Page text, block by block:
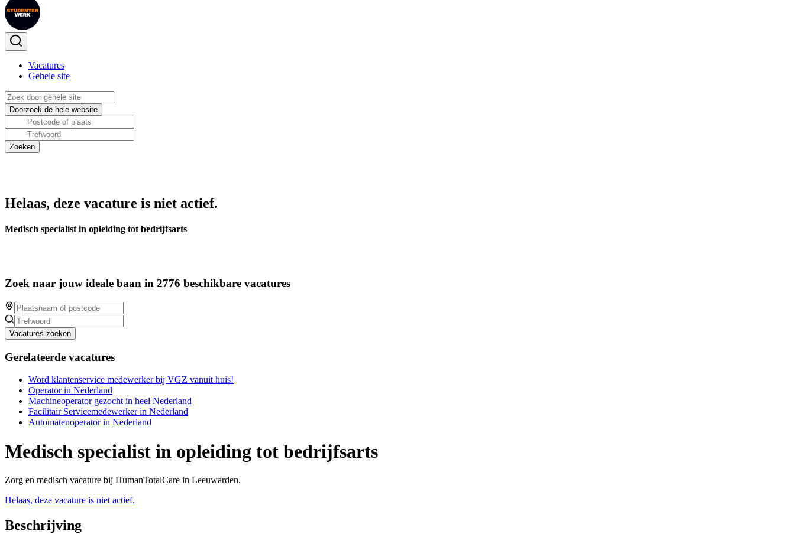
Vacatures
Gehele site
Helaas, deze vacature is niet actief.
Medisch specialist in opleiding tot bedrijfsarts
Zoek naar jouw ideale baan in 2776 beschikbare vacatures
Vacatures zoeken
Gerelateerde vacatures
Word klantenservice medewerker bij VGZ vanuit huis!
Operator in Nederland
Machineoperator gezocht in heel Nederland
Facilitair Servicemedewerker in Nederland
Automatenoperator in Nederland
Medisch specialist in opleiding tot bedrijfsarts
Zorg en medisch vacature bij HumanTotalCare in Leeuwarden.
Helaas, deze vacature is niet actief.
Beschrijving